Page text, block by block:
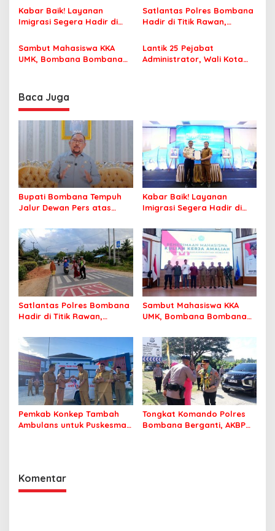
s
Jamaah Tetap Sehat dan
Nyaman Beribadah
Korupsi Jembatan Cirauci II
Kabar Baik! Layanan
Imigrasi Segera Hadir di
Perlu Lagi ke Kendari
Satlantas Polres Bombana
Hadir di Titik Rawan,
Sekolah dengan Aman
Sambut Mahasiswa KKA
UMK, Bombana Bombana
Lantik 25 Pejabat
Administrator, Wali Kota
Baca Juga
Bupati Bombana Tempuh
Jalur Dewan Pers atas
Korupsi Jembatan Cirauci II
Kabar Baik! Layanan
Imigrasi Segera Hadir di
Perlu Lagi ke Kendari
Satlantas Polres Bombana
Hadir di Titik Rawan,
Sekolah dengan Aman
Sambut Mahasiswa KKA
UMK, Bombana Bombana
Sasaran
Pemkab Konkep Tambah
Ambulans untuk Puskesmas
Tongkat Komando Polres
Bombana Berganti, AKBP
Komentar